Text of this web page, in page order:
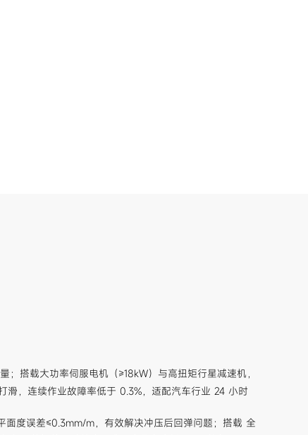
搭载大功率伺服电机（≥18kW）与高扭矩行星减速机，
，连续作业故障率低于 0.3%，适配汽车行业 24 小时
面度误差≤0.3mm/m，有效解决冲压后回弹问题；搭载 全